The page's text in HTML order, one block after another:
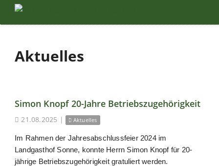
Aktuelles
Simon Knopf 20-Jahre Betriebszugehörigkeit
21.08.2025 | Aktuelles
Im Rahmen der Jahresabschlussfeier 2024 im
Landgasthof Sonne, konnte Herrn Simon Knopf für 20-
jährige Betriebszugehörigkeit gratuliert werden.